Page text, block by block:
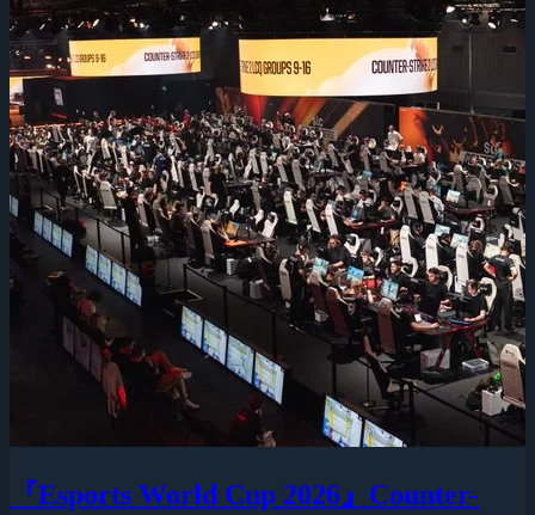
『Esports World Cup 2026』Counter-